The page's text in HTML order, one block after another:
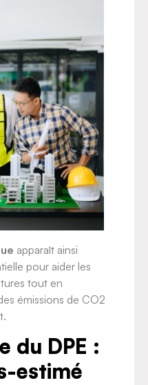
apparaît ainsi
pour aider les
tout en
émissions de CO2
du DPE :
estimé